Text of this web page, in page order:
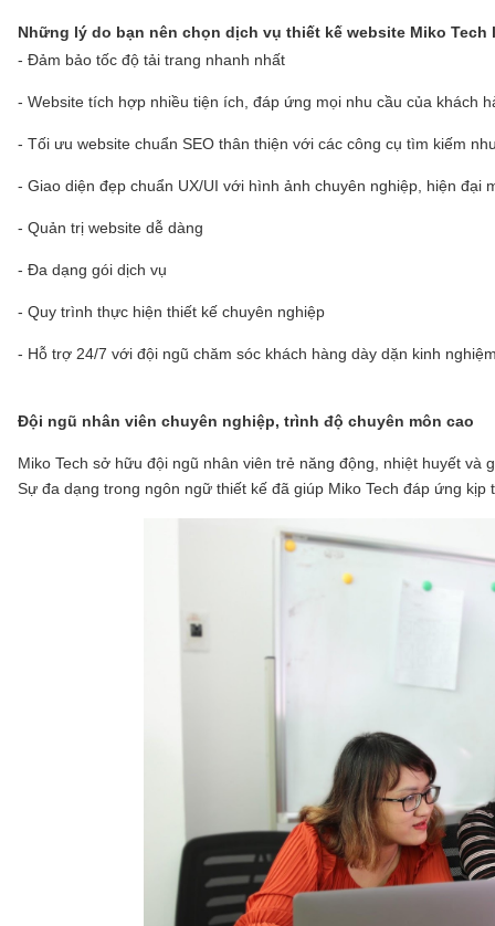
Những lý do bạn nên chọn dịch vụ thiết kế website Miko
- Đảm bảo tốc độ tải trang nhanh nhất
- Website tích hợp nhiều tiện ích, đáp ứng mọi nhu cầu của khách
- Tối ưu website chuẩn SEO thân thiện với các công cụ tìm kiếm
- Giao diện đẹp chuẩn UX/UI với hình ảnh chuyên nghiệp, hiện đại
- Quản trị website dễ dàng
- Đa dạng gói dịch vụ
- Quy trình thực hiện thiết kế chuyên nghiệp
- Hỗ trợ 24/7 với đội ngũ chăm sóc khách hàng dày dặn kinh
Đội ngũ nhân viên chuyên nghiệp, trình độ chuyên môn cao
Miko Tech sở hữu đội ngũ nhân viên trẻ năng động, nhiệt huyết
Sự đa dạng trong ngôn ngữ thiết kế đã giúp Miko Tech đáp ứng